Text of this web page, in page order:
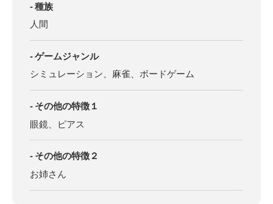
種族
人間
ゲームジャンル
シミュレーション、麻雀、ボードゲーム
その他の特徴１
眼鏡、ピアス
その他の特徴２
お姉さん